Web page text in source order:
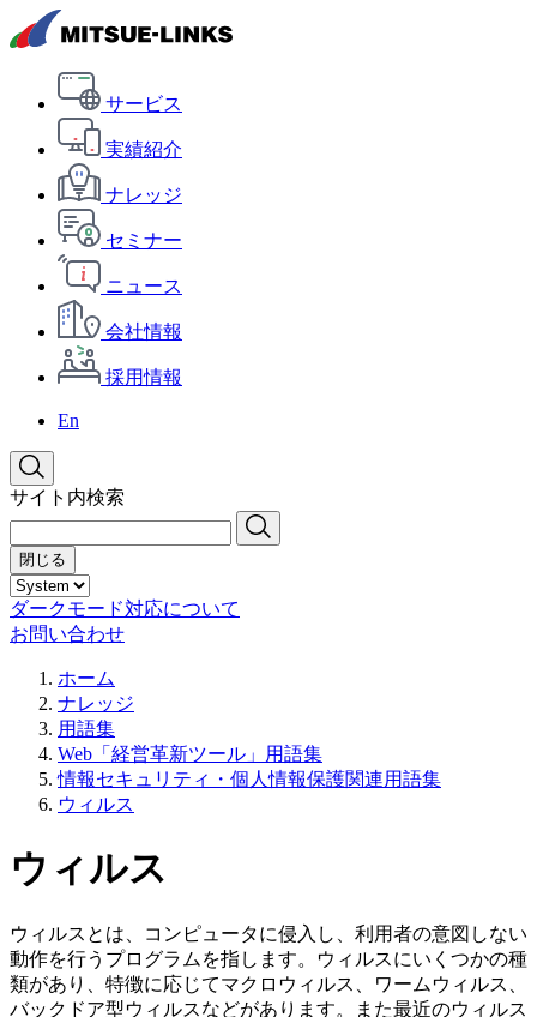
サービス
実績紹介
ナレッジ
セミナー
ニュース
会社情報
採用情報
En
サイト内検索
閉じる
ダークモード対応について
お問い合わせ
ホーム
ナレッジ
用語集
Web「経営革新ツール」用語集
情報セキュリティ・個人情報保護関連用語集
ウィルス
ウィルス
ウィルスとは、コンピュータに侵入し、利用者の意図しない
動作を行うプログラムを指します。ウィルスにいくつかの種
類があり、特徴に応じてマクロウィルス、ワームウィルス、
バックドア型ウィルスなどがあります。また最近のウィルス